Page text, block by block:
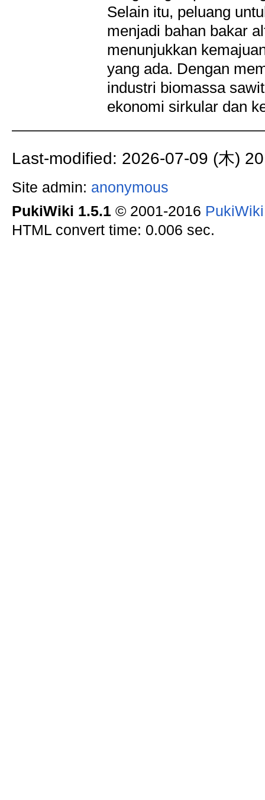
Selain itu, peluang
menjadi bahan bakar
menunjukkan
yang ada. Dengan
industri biomassa
ekonomi sirkular dan
Last-modified: 2026-07-09 (木)
Site admin: anonymous
PukiWiki 1.5.1© 2001-2016
HTML convert time: 0.006 sec.